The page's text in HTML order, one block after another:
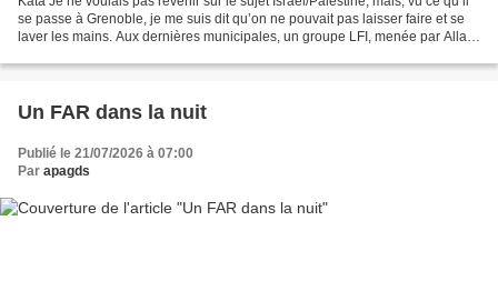
se passe à Grenoble, je me suis dit qu’on ne pouvait pas laisser faire et se
laver les mains. Aux dernières municipales, un groupe LFI, menée par Allan
Un FAR dans la nuit
Publié le 21/07/2026 à 07:00
Par apagds